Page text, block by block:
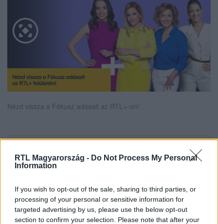
RTL Magyarország - Do Not Process My Personal
Information
If you wish to opt-out of the sale, sharing to third parties, or
processing of your personal or sensitive information for
targeted advertising by us, please use the below opt-out
section to confirm your selection. Please note that after your
Nézd vissza a Fókusz adásait az RTL+-on!
legyen a Google-találatokban!